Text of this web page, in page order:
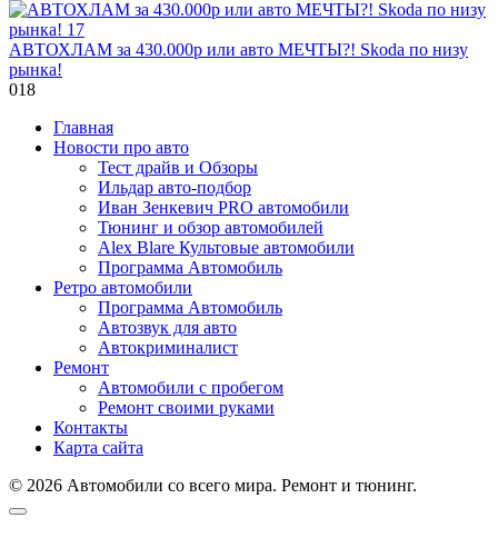
АВТОХЛАМ за 430.000р или авто МЕЧТЫ?! Skoda по низу
рынка!
018
Главная
Новости про авто
Тест драйв и Обзоры
Ильдар авто-подбор
Иван Зенкевич PRO автомобили
Тюнинг и обзор автомобилей
Alex Blare Культовые автомобили
Программа Автомобиль
Ретро автомобили
Программа Автомобиль
Автозвук для авто
Автокриминалист
Ремонт
Автомобили с пробегом
Ремонт своими руками
Контакты
Карта сайта
© 2026 Автомобили со всего мира. Ремонт и тюнинг.